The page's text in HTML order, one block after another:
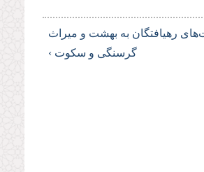
رهيافتگان به بهشت و ميراث
گرسنگى و سكوت ›